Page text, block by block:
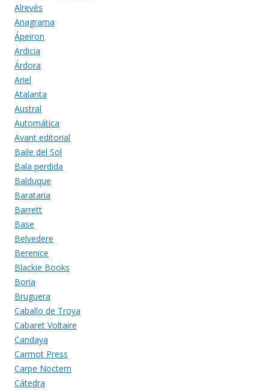
Alrevés
Anagrama
Ápeiron
Ardicia
Árdora
Ariel
Atalanta
Austral
Automática
Avant editorial
Baile del Sol
Bala perdida
Balduque
Barataria
Barrett
Base
Belvedere
Berenice
Blackie Books
Boria
Bruguera
Caballo de Troya
Cabaret Voltaire
Candaya
Carmot Press
Carpe Noctem
Cátedra